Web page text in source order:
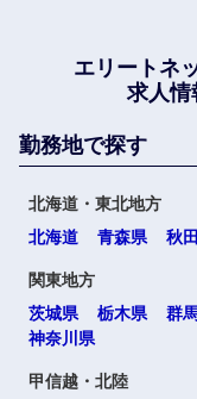
エリートネ
求人情
勤務地で探す
北海道・東北地方
北海道
青森県 秋
関東地方
茨城県
栃木県 群
神奈川県
甲信越・北陸